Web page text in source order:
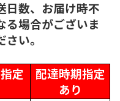
日数、お届け時不
る場合がございま
い。
定
配達時期指定
あり